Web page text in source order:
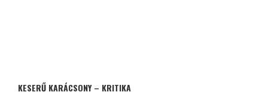
KESERŰ KARÁCSONY – KRITIKA